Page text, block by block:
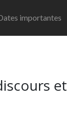
importantes
et